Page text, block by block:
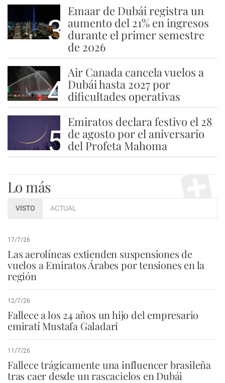
3
Emaar de Dubái registra un
aumento del 21% en ingresos
durante el primer semestre
de 2026
4
Air Canada cancela vuelos a
Dubái hasta 2027 por
dificultades operativas
5
Emiratos declara festivo el 28
de agosto por el aniversario
del Profeta Mahoma
Lo más
VISTO ACTUAL
17/7/26
Las aerolíneas extienden suspensiones de
vuelos a Emiratos Árabes por tensiones en la
región
12/7/26
Fallece a los 24 años un hijo del empresario
emiratí Mustafa Galadari
11/7/26
Fallece trágicamente una influencer brasileña
tras caer desde un rascacielos en Dubái